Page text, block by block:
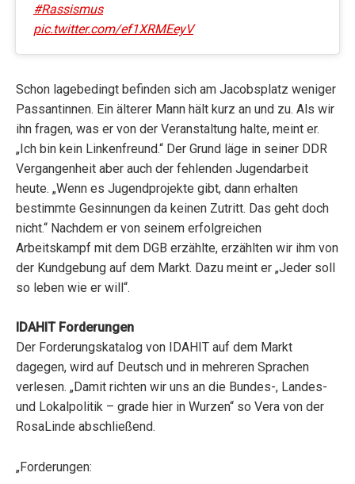
#Rassismus
pic.twitter.com/ef1XRMEeyV
Schon lagebedingt befinden sich am Jacobsplatz weniger
Passantinnen. Ein älterer Mann hält kurz an und zu. Als wir
ihn fragen, was er von der Veranstaltung halte, meint er.
„Ich bin kein Linkenfreund.“ Der Grund läge in seiner DDR
Vergangenheit aber auch der fehlenden Jugendarbeit
heute. „Wenn es Jugendprojekte gibt, dann erhalten
bestimmte Gesinnungen da keinen Zutritt. Das geht doch
nicht.“ Nachdem er von seinem erfolgreichen
Arbeitskampf mit dem DGB erzählte, erzählten wir ihm von
der Kundgebung auf dem Markt. Dazu meint er „Jeder soll
so leben wie er will“.
IDAHIT Forderungen
Der Forderungskatalog von IDAHIT auf dem Markt
dagegen, wird auf Deutsch und in mehreren Sprachen
verlesen. „Damit richten wir uns an die Bundes-, Landes-
und Lokalpolitik – grade hier in Wurzen“ so Vera von der
RosaLinde abschließend.
„Forderungen: